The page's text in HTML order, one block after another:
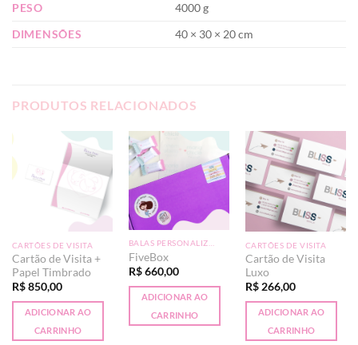
PESO
4000 g
DIMENSÕES
40 × 30 × 20 cm
PRODUTOS RELACIONADOS
CARTÕES DE VISITA
Cartão de Visita +
Papel Timbrado
R$850,00
ADICIONAR AO
CARRINHO
FiveBox
R$660,00
ADICIONAR AO
CARRINHO
CARTÕES DE VISITA
Cartão de Visita
Luxo
R$266,00
ADICIONAR AO
CARRINHO